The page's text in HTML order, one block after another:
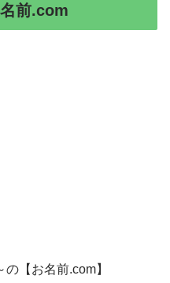
前.com
【お名前.com】